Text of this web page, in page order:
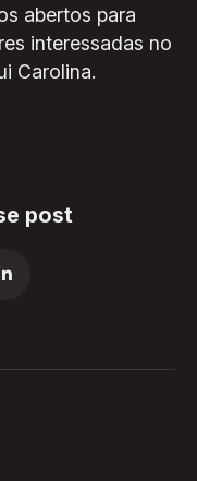
abertos para
interessadas no
Carolina.
post